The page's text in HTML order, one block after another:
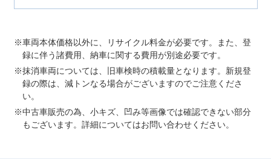
車両本体価格以外に、リサイクル料金が必要です。また、登
録に伴う諸費用、納車に関する費用が別途必要です。
抹消車両については、旧車検時の積載量となります。新規登
録の際は、減トンなる場合がございますのでご注意くださ
い。
中古車販売の為、小キズ、凹み等画像では確認できない部分
もございます。詳細についてはお問い合わせください。